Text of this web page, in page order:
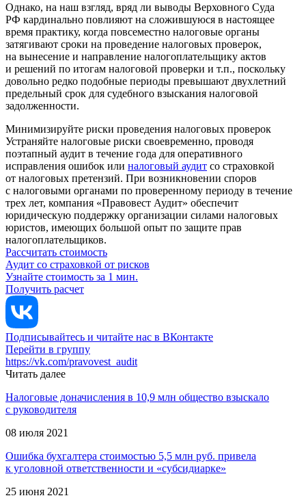
Однако, на наш взгляд, вряд ли выводы Верховного Суда
РФ кардинально повлияют на сложившуюся в настоящее
время практику, когда повсеместно налоговые органы
затягивают сроки на проведение налоговых проверок,
на вынесение и направление налогоплательщику актов
и решений по итогам налоговой проверки и т.п., поскольку
довольно редко подобные периоды превышают двухлетний
предельный срок для судебного взыскания налоговой
задолженности.
Минимизируйте риски проведения налоговых проверок
Устраняйте налоговые риски своевременно, проводя
поэтапный аудит в течение года для оперативного
исправления ошибок или налоговый аудит со страховкой
от налоговых претензий. При возникновении споров
с налоговыми органами по проверенному периоду в течение
трех лет, компания «Правовест Аудит» обеспечит
юридическую поддержку организации силами налоговых
юристов, имеющих большой опыт по защите прав
налогоплательщиков.
Рассчитать стоимость
Аудит со страховкой от рисков
Узнайте стоимость за 1 мин.
Получить расчет
Подписывайтесь и читайте нас в ВКонтакте
Перейти в группу
https://vk.com/pravovest_audit
Читать далее
Налоговые доначисления в 10,9 млн общество взыскало
с руководителя
08 июля 2021
Ошибка бухгалтера стоимостью 5,5 млн руб. привела
к уголовной ответственности и «субсидиарке»
25 июня 2021